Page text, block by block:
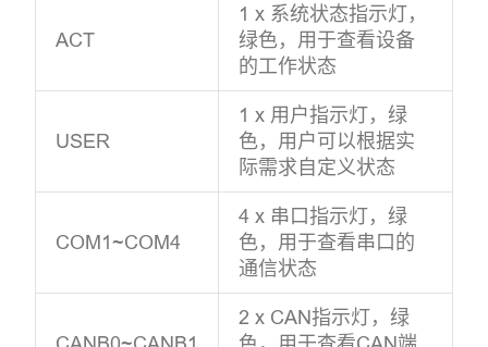
ACT
1 x 系统状态指示灯，
绿色，用于查看设备
的工作状态
USER
1 x 用户指示灯，绿
色，用户可以根据实
际需求自定义状态
COM1~COM4
4 x 串口指示灯，绿
色，用于查看串口的
通信状态
2 x CAN指示灯，绿